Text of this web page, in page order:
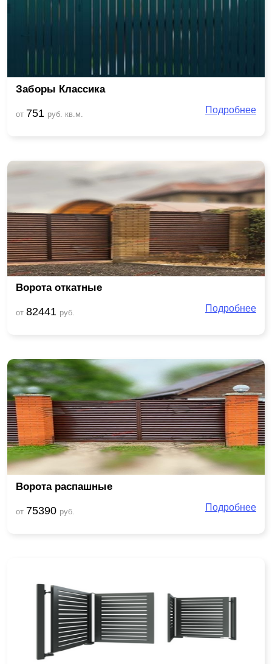
Заборы Классика
от 751 руб. кв.м. Подробнее
Ворота откатные
от 82441 руб. Подробнее
Ворота распашные
от 75390 руб. Подробнее